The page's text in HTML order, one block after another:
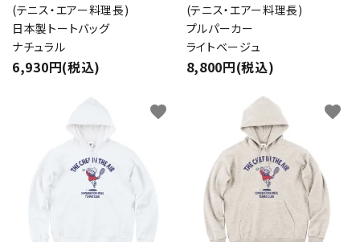
(テニス・エアー料理長)
日本製トートバッグ
ナチュラル
6,930円(税込)
(テニス・エアー料理長)
プルパーカー
ライトベージュ
8,800円(税込)
favorite favorite